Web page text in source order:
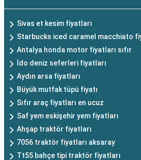
Sivas et kesim fiyatları
Starbucks iced caramel macchiato
Antalya honda motor fiyatları sıfır
İdo deniz seferleri fiyatları
Aydın arsa fiyatları
Büyük mutfak tüpü fiyatı
Sıfır araç fiyatları en ucuz
Saf yem eskişehir yem fiyatları
Ahşap traktör fiyatları
7056 traktör fiyatları aksaray
Tt55 bahçe tipi traktör fiyatları